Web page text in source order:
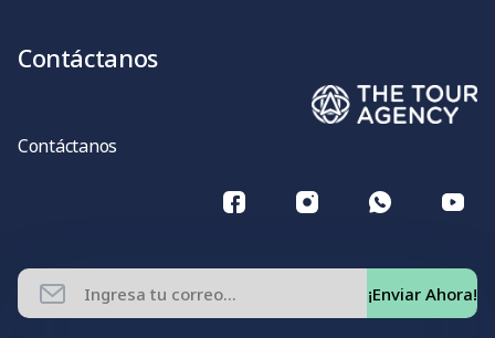
Contáctanos
Contáctanos
¡Enviar Ahora!